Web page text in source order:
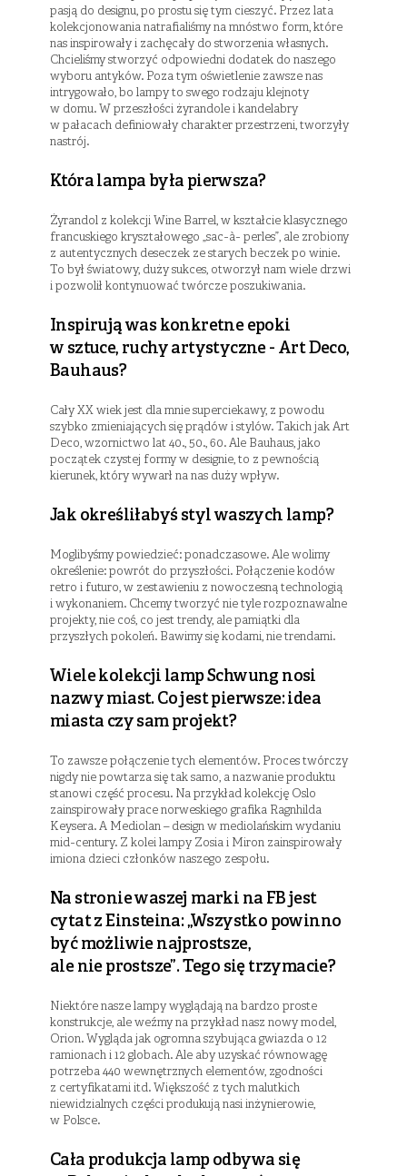
pasją do designu, po prostu się tym cieszyć. Przez lata
kolekcjonowania natrafialiśmy na mnóstwo form, które
nas inspirowały i zachęcały do stworzenia własnych.
Chcieliśmy stworzyć odpowiedni dodatek do naszego
wyboru antyków. Poza tym oświetlenie zawsze nas
intrygowało, bo lampy to swego rodzaju klejnoty
w domu. W przeszłości żyrandole i kandelabry
w pałacach definiowały charakter przestrzeni, tworzyły
nastrój.
Która lampa była pierwsza?
Żyrandol z kolekcji Wine Barrel, w kształcie klasycznego
francuskiego kryształowego „sac-à- perles”, ale zrobiony
z autentycznych deseczek ze starych beczek po winie.
To był światowy, duży sukces, otworzył nam wiele drzwi
i pozwolił kontynuować twórcze poszukiwania.
Inspirują was konkretne epoki
w sztuce, ruchy artystyczne - Art Deco,
Bauhaus?
Cały XX wiek jest dla mnie superciekawy, z powodu
szybko zmieniających się prądów i stylów. Takich jak Art
Deco, wzornictwo lat 40., 50., 60. Ale Bauhaus, jako
początek czystej formy w designie, to z pewnością
kierunek, który wywarł na nas duży wpływ.
Jak określiłabyś styl waszych lamp?
Moglibyśmy powiedzieć: ponadczasowe. Ale wolimy
określenie: powrót do przyszłości. Połączenie kodów
retro i futuro, w zestawieniu z nowoczesną technologią
i wykonaniem. Chcemy tworzyć nie tyle rozpoznawalne
projekty, nie coś, co jest trendy, ale pamiątki dla
przyszłych pokoleń. Bawimy się kodami, nie trendami.
Wiele kolekcji lamp Schwung nosi
nazwy miast. Co jest pierwsze: idea
miasta czy sam projekt?
To zawsze połączenie tych elementów. Proces twórczy
nigdy nie powtarza się tak samo, a nazwanie produktu
stanowi część procesu. Na przykład kolekcję Oslo
zainspirowały prace norweskiego grafika Ragnhilda
Keysera. A Mediolan – design w mediolańskim wydaniu
mid-century. Z kolei lampy Zosia i Miron zainspirowały
imiona dzieci członków naszego zespołu.
Na stronie waszej marki na FB jest
cytat z Einsteina: „Wszystko powinno
być możliwie najprostsze,
ale nie prostsze”. Tego się trzymacie?
Niektóre nasze lampy wyglądają na bardzo proste
konstrukcje, ale weźmy na przykład nasz nowy model,
Orion. Wygląda jak ogromna szybująca gwiazda o 12
ramionach i 12 globach. Ale aby uzyskać równowagę
potrzeba 440 wewnętrznych elementów, zgodności
z certyfikatami itd. Większość z tych malutkich
niewidzialnych części produkują nasi inżynierowie,
w Polsce.
Cała produkcja lamp odbywa się